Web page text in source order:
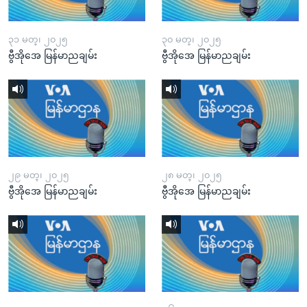
၃၁ မတ္၊ ၂၀၂၅
ဗွီအိုအေ မြန်မာညချမ်း
၃၀ မတ္၊ ၂၀၂၅
ဗွီအိုအေ မြန်မာညချမ်း
၂၉ မတ္၊ ၂၀၂၅
ဗွီအိုအေ မြန်မာညချမ်း
၂၈ မတ္၊ ၂၀၂၅
ဗွီအိုအေ မြန်မာညချမ်း